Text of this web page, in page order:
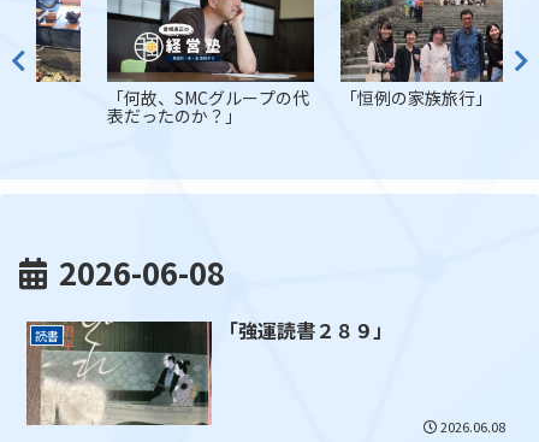
「恒例の家族旅行」 「脱・税理士スガワラく
2026-06-08
読書 「強運読書２８９」
2026.06.08